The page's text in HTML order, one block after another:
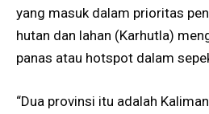
yang masuk dalam prioritas
hutan dan lahan (Karhutla)
panas atau hotspot dalam
“Dua provinsi itu adalah